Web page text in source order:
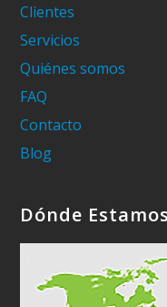
Clientes
Servicios
Quiénes somos
FAQ
Contacto
Blog
Dónde Estamos